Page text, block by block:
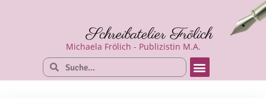
Schreibatelier Frölich
Michaela Frölich - Publizistin M.A.